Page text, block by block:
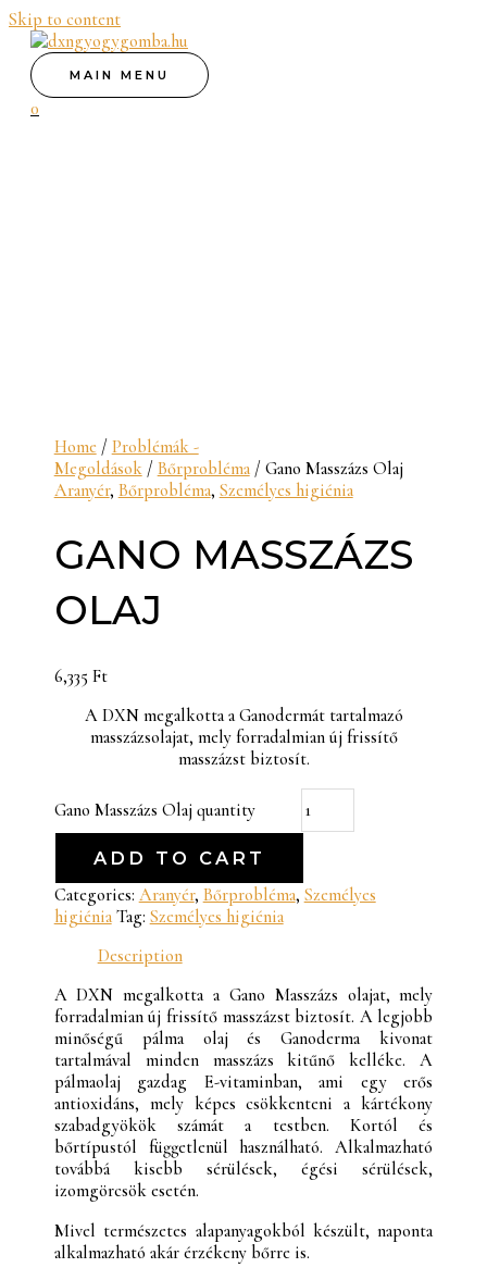
Skip to content
MAIN MENU
0
Home/ Problémák -
Megoldások/ Bőrprobléma/ Gano Masszázs Olaj
Aranyér, Bőrprobléma, Személyes higiénia
GANO MASSZÁZS
OLAJ
6,335 Ft
A DXN megalkotta a Ganodermát tartalmazó
masszázsolajat, mely forradalmian új frissítő
masszázst biztosít.
Gano Masszázs Olaj quantity
ADD TO CART
Categories: Aranyér, Bőrprobléma, Személyes
higiénia Tag: Személyes higiénia
Description
A DXN megalkotta a Gano Masszázs olajat, mely
forradalmian új frissítő masszázst biztosít. A legjobb
minőségű pálma olaj és Ganoderma kivonat
tartalmával minden masszázs kitűnő kelléke. A
pálmaolaj gazdag E-vitaminban, ami egy erős
antioxidáns, mely képes csökkenteni a kártékony
szabadgyökök számát a testben. Kortól és
bőrtípustól függetlenül használható. Alkalmazható
továbbá kisebb sérülések, égési sérülések,
izomgörcsök esetén.
Mivel természetes alapanyagokból készült, naponta
alkalmazható akár érzékeny bőrre is.